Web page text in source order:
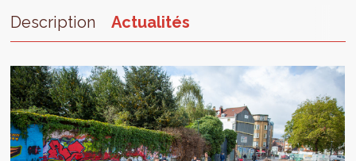
Description Actualités